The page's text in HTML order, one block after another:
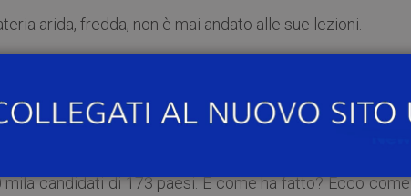
arida, fredda, non è mai andato alle sue lezioni.
Carimali “La radice quadrata della vita”.
Vittorio Veneto di Milano insegna da trent’anni
pragmatismo e solidarietà. L’anno scorso è stata
è stata finalista al Nobel dell’insegnamento, il Global
candidati di 173 paesi. E come ha fatto? Ecco come